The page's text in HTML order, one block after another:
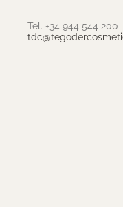
Tel. +34 944 544 200